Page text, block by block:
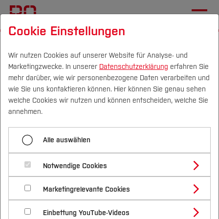
Campus Personen DE|EN Quicklinks
Studium
Studienangebote
Bachelorstudiengänge
Masterstudiengänge
Vor dem Studium
Bewerben & Einschreiben
Bewerbungsportal
Im Studium
Studienbüros und Prüfungen
Nach dem Studium
Forschung & Transfer
Profil
Forschungs- und Transferprofil
Schwerpunkte (FuT)
Beratung & Förderung
Nachhaltigkeit
Nachhaltigkeit studieren
International
Neues
studiengangsbegleitendes
Projekt im Maschinenbau:
Entwicklung eines RC-Cars
04.11.2024Mechatronik und Maschinenbau (FB M)
praxisnahe Vorbereitung auf den
Berufsalltag
Cookie Einstellungen
Wir nutzen Cookies auf unserer Website für Analyse- und
Marketingzwecke. In unserer Datenschutzerklärung erfahren Sie
mehr darüber, wie wir personenbezogene Daten verarbeiten und
wie Sie uns kontaktieren können. Hier können Sie genau sehen
welche Cookies wir nutzen und können entscheiden, welche Sie
annehmen.
Alle auswählen
Notwendige Cookies
Marketingrelevante Cookies
Einbettung YouTube-Videos